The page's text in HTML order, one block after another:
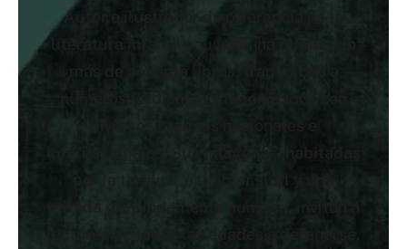
Autor e ilustrador de referencia en la
literatura infantil y juvenil, ha publicado
numerosos idiomas y reconocidos con